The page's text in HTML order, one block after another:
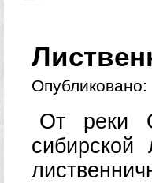
Опубликовано:
От реки